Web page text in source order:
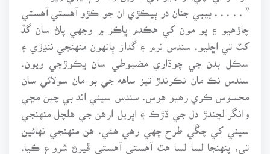
” . . . . . بيبي جنان در ٻيڪڙي ان جو ڪڙو آهستي آهستي
چاڙهيو ۽ پو مون کي هڪدم ڀاڪر ۾ وجهي پاڻ سان گڏ
کٽ تي اڇليو. سندس نرم ۽ گداز ٻانهون منهنجي ننڍڙي ۽
سڪل بدن جي چوڌاري مضبوطي سان ڀڪوڙجي ويون.
سندس نڪ مان نڪرندڙ تيز ساهه جي بو مان سولائي سان
محسوس ڪري رهيو هوس. سندس سيني اند بي چين مڇي
وانگر لڇندڙ دل جي ڌڙڪ ۽ اڀريل ارهن جي هلچل منهنجي
سيني کي چڱي طرح ڇهي رهي هئي. هن منهنجي نهائين
تي، پنهنجا لسا لسا هٿ آهستي آهستي ڦيرڻ شروع ڪيا.